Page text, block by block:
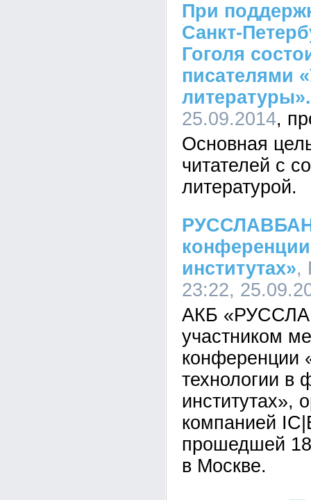
При
Санкт-
Гоголя
писателями
литературы».
25.09.2014
Основная
читателей с
литературой.
институтах»,
23:22,
АКБ
участником
конференции
технологии в
институтах»,
компанией
прошедшей
в Москве.